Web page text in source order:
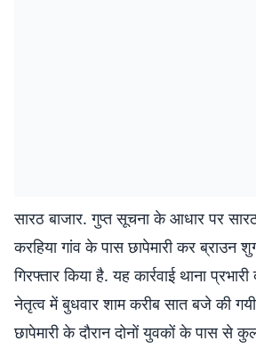
सारठ बाजार. गुप्त सूचना के आधार पर
करहिया गांव के पास छापेमारी कर ब्राउन
गिरफ्तार किया है. यह कार्रवाई थाना
नेतृत्व में बुधवार शाम करीब सात बजे की
छापेमारी के दौरान दोनों युवकों के पास से